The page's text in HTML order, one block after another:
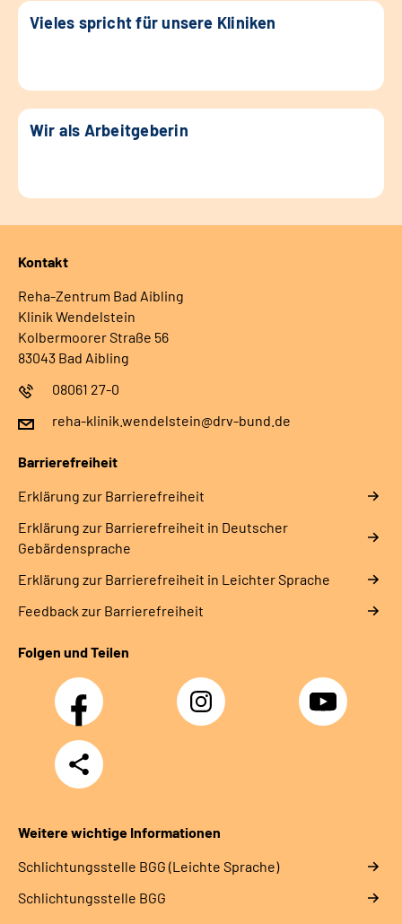
Vieles spricht für unsere Kliniken
Wir als Arbeitgeberin
Kontakt
Reha-Zentrum Bad Aibling
Klinik Wendelstein
Kolbermoorer Straße 56
83043 Bad Aibling
08061 27-0
reha-klinik.wendelstein@drv-bund.de
Barrierefreiheit
Erklärung zur Barrierefreiheit
Erklärung zur Barrierefreiheit in Deutscher
Gebärdensprache
Erklärung zur Barrierefreiheit in Leichter Sprache
Feedback zur Barrierefreiheit
Folgen und Teilen
Facebook Instagram YouTube
Teilen
Weitere wichtige Informationen
Schlich­tungs­stel­le BGG (Leichte Sprache)
Schlich­tungs­stel­le BGG